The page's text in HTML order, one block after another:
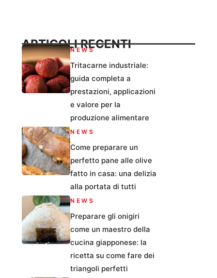
ARTICOLI RECENTI
NEWS
Tritacarne industriale:
guida completa a
prestazioni, applicazioni
e valore per la
produzione alimentare
NEWS
Come preparare un
perfetto pane alle olive
fatto in casa: una delizia
alla portata di tutti
NEWS
Preparare gli onigiri
come un maestro della
cucina giapponese: la
ricetta su come fare dei
triangoli perfetti